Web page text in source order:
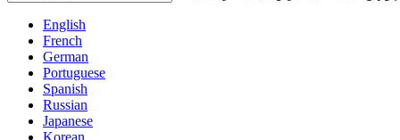
English
French
German
Portuguese
Spanish
Russian
Japanese
Korean